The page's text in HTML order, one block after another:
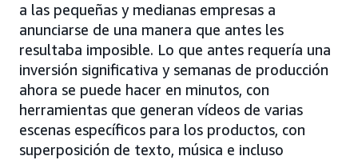
a las pequeñas y medianas empresas a
anunciarse de una manera que antes les
resultaba imposible. Lo que antes requería una
inversión significativa y semanas de producción
ahora se puede hacer en minutos, con
herramientas que generan vídeos de varias
escenas específicos para los productos, con
superposición de texto, música e incluso